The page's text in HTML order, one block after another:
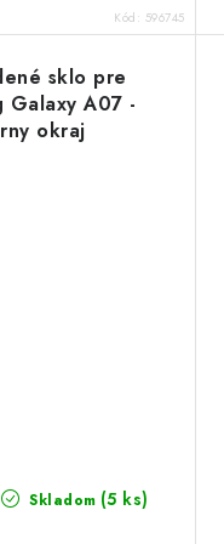
Kód: 596745
sklo pre
Galaxy A07 -
okraj
Skladom (5 ks)